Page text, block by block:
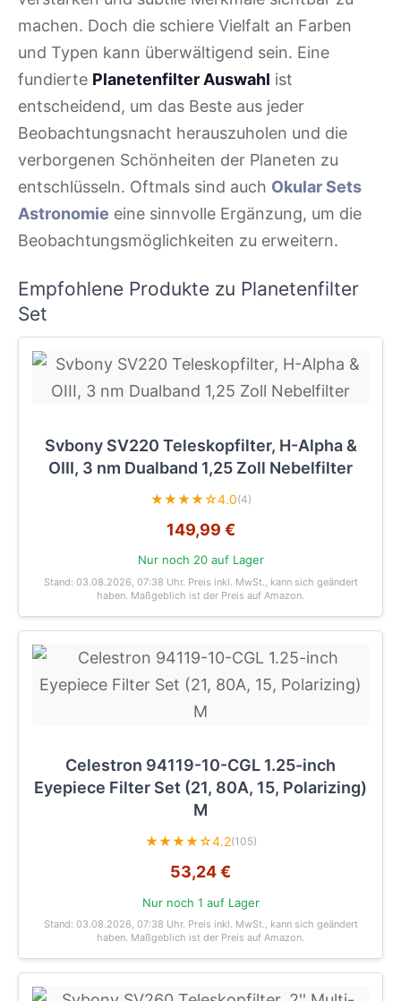
machen. Doch die schiere Vielfalt an Farben
und Typen kann überwältigend sein. Eine
fundierte Planetenfilter Auswahl ist
entscheidend, um das Beste aus jeder
Beobachtungsnacht herauszuholen und die
verborgenen Schönheiten der Planeten zu
entschlüsseln. Oftmals sind auch Okular Sets
Astronomie eine sinnvolle Ergänzung, um die
Beobachtungsmöglichkeiten zu erweitern.
Empfohlene Produkte zu Planetenfilter
Set
Svbony SV220 Teleskopfilter, H-Alpha &
OIII, 3 nm Dualband 1,25 Zoll Nebelfilter
★★★★☆4.0(4)
149,99 €
Nur noch 20 auf Lager
Stand: 03.08.2026, 07:38 Uhr. Preis inkl. MwSt., kann sich geändert
haben. Maßgeblich ist der Preis auf Amazon.
Celestron 94119-10-CGL 1.25-inch
Eyepiece Filter Set (21, 80A, 15, Polarizing)
M
★★★★☆4.2(105)
53,24 €
Nur noch 1 auf Lager
Stand: 03.08.2026, 07:38 Uhr. Preis inkl. MwSt., kann sich geändert
haben. Maßgeblich ist der Preis auf Amazon.